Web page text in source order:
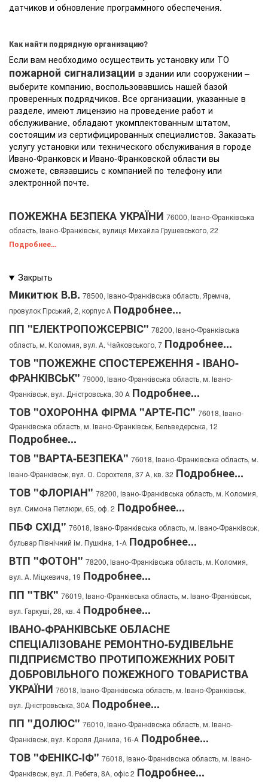
датчиков и обновление программного обеспечения.
Как найти подрядную организацию?
Если вам необходимо осуществить установку или ТО
пожарной сигнализации в здании или сооружении –
выберите компанию, воспользовавшись нашей базой
проверенных подрядчиков. Все организации, указанные в
разделе, имеют лицензию на проведение работ и
обслуживание, обладают укомплектованным штатом,
состоящим из сертифицированных специалистов. Заказать
услугу установки или технического обслуживания в городе
Ивано-Франковск и Ивано-Франковской области вы
сможете, связавшись с компанией по телефону или
электронной почте.
ПОЖЕЖНА БЕЗПЕКА УКРАЇНИ 76000, Івано-Франківська
область, Івано-Франківськ, вулиця Михайла Грушевського, 22
Подробнее...
Микитюк В.В. 78500, Івано-Франківська область, Яремча,
провулок Гірський, 2, корпус А Подробнее...
ПП "ЕЛЕКТРОПОЖСЕРВІС" 78200, Івано-Франківська
область, м. Коломия, вул. А. Чайковського, 7 Подробнее...
ТОВ "ПОЖЕЖНЕ СПОСТЕРЕЖЕННЯ - ІВАНО-
ФРАНКІВСЬК" 79000, Івано-Франківська область, м. Івано-
Франківськ, вул. Дністровська, 30 А Подробнее...
ТОВ "ОХОРОННА ФІРМА "АРТЕ-ПС" 76018, Івано-
Франківська область, м. Івано-Франківськ, Бельведерська, 12
Подробнее...
ТОВ "ВАРТА-БЕЗПЕКА" 76018, Івано-Франківська область, м.
Івано-Франківськ, вул. О. Сорохтеля, 37 А, кв. 32 Подробнее...
ТОВ "ФЛОРІАН" 78200, Івано-Франківська область, м. Коломия,
вул. Симона Петлюри, 65, оф. 2 Подробнее...
ПБФ СХІД" 76018, Івано-Франківська область, м. Івано-Франківськ,
бульвар Північний ім. Пушкіна, 1-А Подробнее...
ВТП "ФОТОН" 78200, Івано-Франківська область, м. Коломия,
вул. А. Міцкевича, 19 Подробнее...
ПП "ТВК" 76019, Івано-Франківська область, м. Івано-Франківськ,
вул. Гаркуші, 28, кв. 4 Подробнее...
ІВАНО-ФРАНКІВСЬКЕ ОБЛАСНЕ
СПЕЦІАЛІЗОВАНЕ РЕМОНТНО-БУДІВЕЛЬНЕ
ПІДПРИЄМСТВО ПРОТИПОЖЕЖНИХ РОБІТ
ДОБРОВІЛЬНОГО ПОЖЕЖНОГО ТОВАРИСТВА
УКРАЇНИ 76018, Івано-Франківська область, м. Івано-Франківськ,
вул. Дністровьська, 30А Подробнее...
ПП "ДОЛЮС" 76010, Івано-Франківська область, м. Івано-
Франківськ, вул. Короля Данила, 16-А Подробнее...
ТОВ "ФЕНІКС-ІФ" 76018, Івано-Франківська область, м. Івано-
Франківськ, вул. Л. Ребета, 8А, офіс 2 Подробнее...